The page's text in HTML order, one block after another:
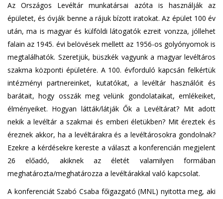
a
i
l
)
Az Országos Levéltár munkatársai azóta is használják az
épületet, és óvják benne a rájuk bízott iratokat. Az épület 100 év
után, ma is magyar és külföldi látogatók ezreit vonzza, jóllehet
falain az 1945. évi belövések mellett az 1956-os golyónyomok is
megtalálhatók. Szeretjük, büszkék vagyunk a magyar levéltáros
szakma központi épületére. A 100. évforduló kapcsán felkértük
intézményi partnereinket, kutatókat, a levéltár használóit és
barátait, hogy osszák meg velünk gondolataikat, emlékeiket,
élményeiket. Hogyan látták/látják Ők a Levéltárat? Mit adott
nekik a levéltár a szakmai és emberi életükben? Mit éreztek és
éreznek akkor, ha a levéltárakra és a levéltárosokra gondolnak?
Ezekre a kérdésekre kereste a választ a konferencián megjelent
26 előadó, akiknek az életét valamilyen formában
meghatározta/meghatározza a levéltárakkal való kapcsolat.
A konferenciát Szabó Csaba főigazgató (MNL) nyitotta meg, aki